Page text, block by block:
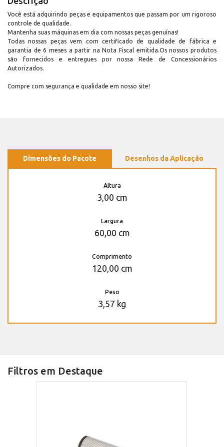
Você está adquirindo peças e equipamentos que passam por um rigoroso
controle de qualidade.
Mantenha suas máquinas em dia com nossas peças genuínas!
Todas nossas peças vem com certificado de qualidade de fábrica e
garantia de 6 meses a partir na Nota Fiscal emitida.Os nossos produtos
são fornecidos e entregues por nossa Rede de Concessionários
Autorizados.
Compre com segurança e qualidade em nosso site!
Dimensões do Pacote Desenhos da Aplicação
Altura
3,00 cm
Largura
60,00 cm
Comprimento
120,00 cm
Peso
3,57 kg
Filtros em Destaque